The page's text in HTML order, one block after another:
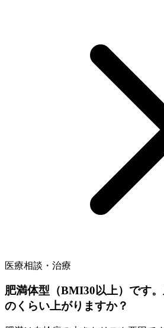
医療相談・治療
肥満体型（BMI30以上）です
のくらい上がりますか？